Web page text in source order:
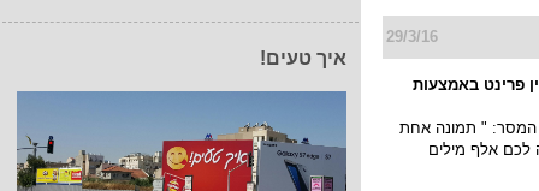
איך טעים!
29/3/16
פרינט באמצעות
המסר: " תמונה אחת
לכם אלף מילים